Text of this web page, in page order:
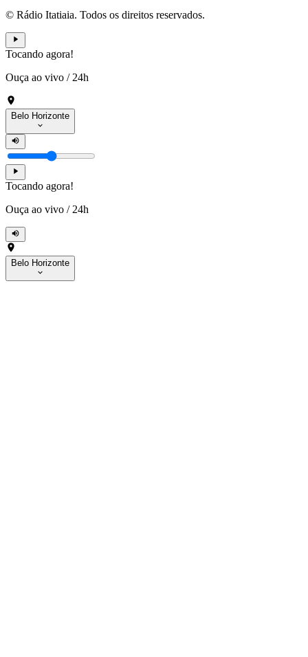
© Rádio Itatiaia. Todos os direitos reservados.
Tocando agora!
Ouça ao vivo / 24h
Belo Horizonte
Tocando agora!
Ouça ao vivo / 24h
Belo Horizonte